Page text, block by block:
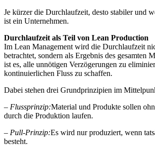
Je kürzer die Durchlaufzeit, desto stabiler und
ist ein Unternehmen.
Durchlaufzeit als Teil von Lean Production
Im Lean Management wird die Durchlaufzeit
betrachtet, sondern als Ergebnis des gesamten
ist es, alle unnötigen Verzögerungen zu
kontinuierlichen Fluss zu schaffen.
Dabei stehen drei Grundprinzipien im
– Flussprinzip:Material und Produkte sollen
durch die Produktion laufen.
– Pull-Prinzip:Es wird nur produziert, wenn
besteht.